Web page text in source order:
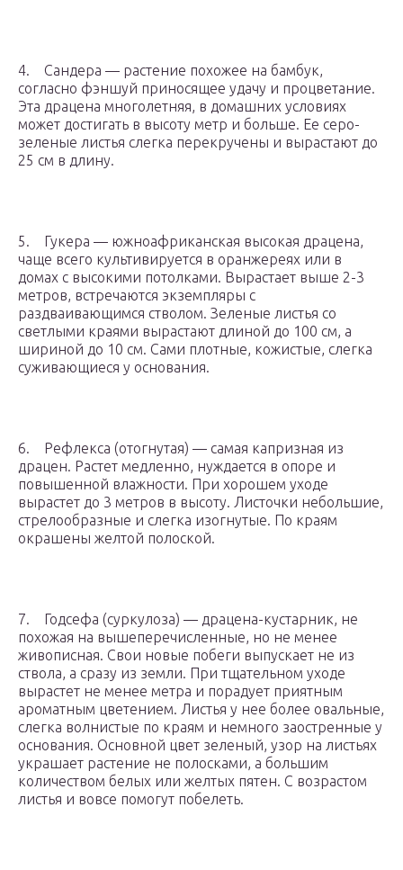
4. Сандера — растение похожее на бамбук,
согласно фэншуй приносящее удачу и процветание.
Эта драцена многолетняя, в домашних условиях
может достигать в высоту метр и больше. Ее серо-
зеленые листья слегка перекручены и вырастают до
25 см в длину.
5. Гукера — южноафриканская высокая драцена,
чаще всего культивируется в оранжереях или в
домах с высокими потолками. Вырастает выше 2-3
метров, встречаются экземпляры с
раздваивающимся стволом. Зеленые листья со
светлыми краями вырастают длиной до 100 см, а
шириной до 10 см. Сами плотные, кожистые, слегка
суживающиеся у основания.
6. Рефлекса (отогнутая) — самая капризная из
драцен. Растет медленно, нуждается в опоре и
повышенной влажности. При хорошем уходе
вырастет до 3 метров в высоту. Листочки небольшие,
стрелообразные и слегка изогнутые. По краям
окрашены желтой полоской.
7. Годсефа (суркулоза) — драцена-кустарник, не
похожая на вышеперечисленные, но не менее
живописная. Свои новые побеги выпускает не из
ствола, а сразу из земли. При тщательном уходе
вырастет не менее метра и порадует приятным
ароматным цветением. Листья у нее более овальные,
слегка волнистые по краям и немного заостренные у
основания. Основной цвет зеленый, узор на листьях
украшает растение не полосками, а большим
количеством белых или желтых пятен. С возрастом
листья и вовсе помогут побелеть.